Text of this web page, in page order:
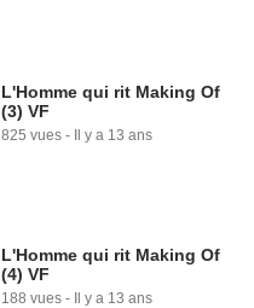
L'Homme qui rit Making Of
(3) VF
825 vues - Il y a 13 ans
L'Homme qui rit Making Of
(4) VF
188 vues - Il y a 13 ans